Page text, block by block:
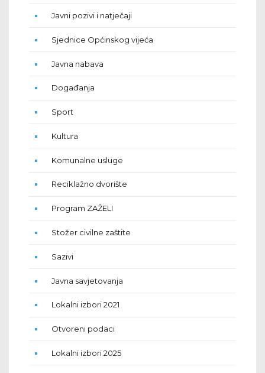
Javni pozivi i natječaji
Sjednice Općinskog vijeća
Javna nabava
Događanja
Sport
Kultura
Komunalne usluge
Reciklažno dvorište
Program ZAŽELI
Stožer civilne zaštite
Sazivi
Javna savjetovanja
Lokalni izbori 2021
Otvoreni podaci
Lokalni izbori 2025